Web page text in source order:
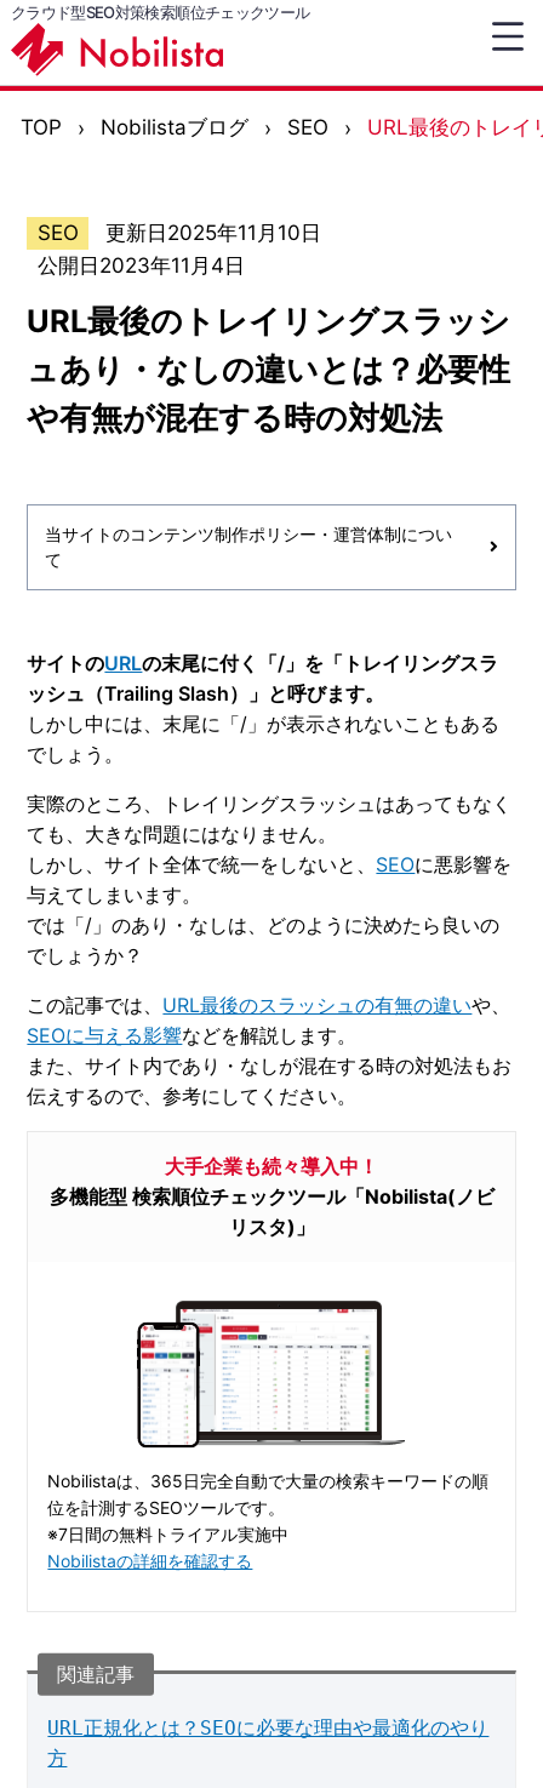
クラウド型SEO対策検索順位チェックツール
TOP Nobilistaブログ SEO URL最後のトレイ
SEO
更新日2025年11月10日
公開日2023年11月4日
URL最後のトレイリングスラッシ
ュあり・なしの違いとは？必要性
や有無が混在する時の対処法
当サイトのコンテンツ制作ポリシー・運営体制につい
て
サイトのURLの末尾に付く「/」を「トレイリングスラ
ッシュ（Trailing Slash）」と呼びます。
しかし中には、末尾に「/」が表示されないこともある
でしょう。
実際のところ、トレイリングスラッシュはあってもなく
ても、大きな問題にはなりません。
しかし、サイト全体で統一をしないと、 SEOに悪影響を
与えてしまいます。
では「/」のあり・なしは、どのように決めたら良いの
でしょうか？
この記事では、 URL最後のスラッシュの有無の違いや、
SEOに与える影響などを解説します。
また、サイト内であり・なしが混在する時の対処法もお
伝えするので、参考にしてください。
大手企業も続々導入中！
多機能型 検索順位チェックツール「Nobilista(ノビ
リスタ)」
Nobilistaは、365日完全自動で大量の検索キーワードの順
位を計測するSEOツールです。
※7日間の無料トライアル実施中
Nobilistaの詳細を確認する
URL正規化とは？SEOに必要な理由や最適化のやり
方